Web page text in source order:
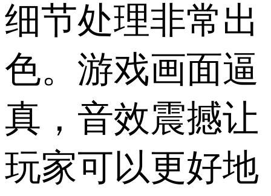
细节处理非常出
色。游戏画面逼
真，音效震撼让
玩家可以更好地